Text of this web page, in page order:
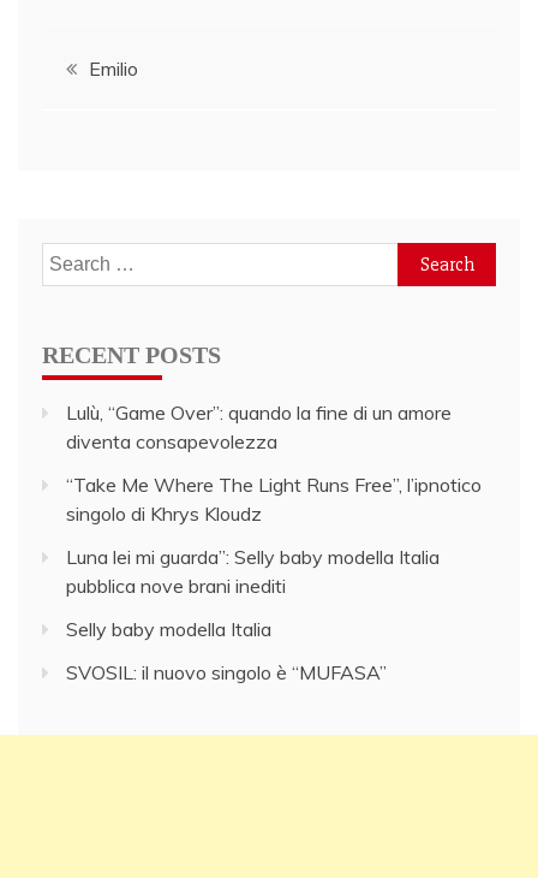
PostEmilio
Search
for:
RECENT POSTS
Lulù, “Game Over”: quando la fine di un amore
diventa consapevolezza
“Take Me Where The Light Runs Free”, l’ipnotico
singolo di Khrys Kloudz
Luna lei mi guarda”: Selly baby modella Italia
pubblica nove brani inediti
Selly baby modella Italia
SVOSIL: il nuovo singolo è “MUFASA”